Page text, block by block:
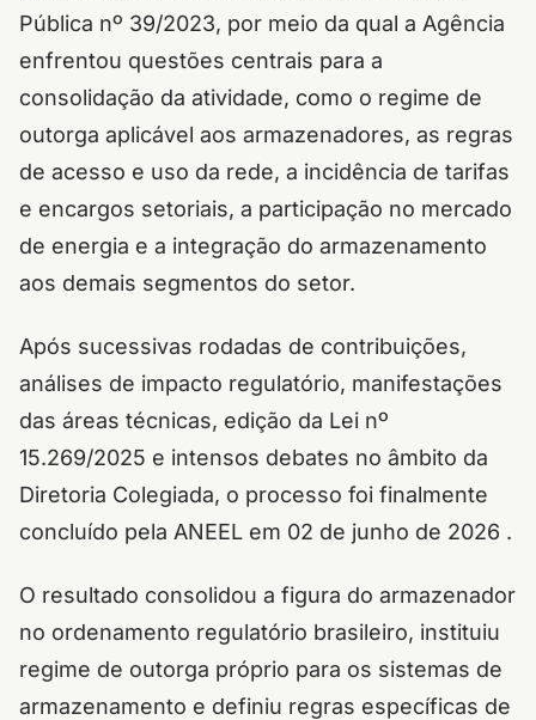
Pública nº 39/2023, por meio da qual a Agência
enfrentou questões centrais para a
consolidação da atividade, como o regime de
outorga aplicável aos armazenadores, as regras
de acesso e uso da rede, a incidência de tarifas
e encargos setoriais, a participação no mercado
de energia e a integração do armazenamento
aos demais segmentos do setor.
Após sucessivas rodadas de contribuições,
análises de impacto regulatório, manifestações
das áreas técnicas, edição da Lei nº
15.269/2025 e intensos debates no âmbito da
Diretoria Colegiada, o processo foi finalmente
concluído pela ANEEL em 02 de junho de 2026 .
O resultado consolidou a figura do armazenador
no ordenamento regulatório brasileiro, instituiu
regime de outorga próprio para os sistemas de
armazenamento e definiu regras específicas de